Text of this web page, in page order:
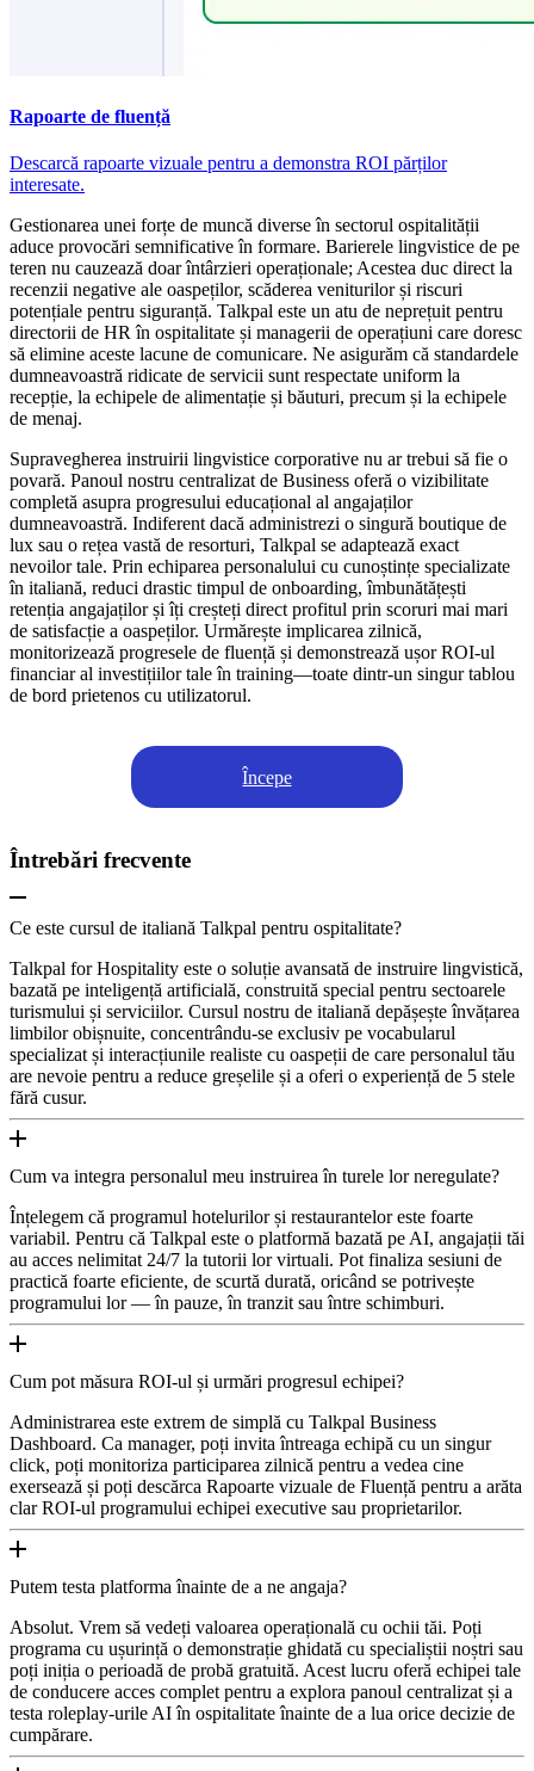
Rapoarte de fluență
Descarcă rapoarte vizuale pentru a demonstra ROI părților
interesate.
Gestionarea unei forțe de muncă diverse în sectorul ospitalității
aduce provocări semnificative în formare. Barierele lingvistice de pe
teren nu cauzează doar întârzieri operaționale; Acestea duc direct la
recenzii negative ale oaspeților, scăderea veniturilor și riscuri
potențiale pentru siguranță. Talkpal este un atu de neprețuit pentru
directorii de HR în ospitalitate și managerii de operațiuni care doresc
să elimine aceste lacune de comunicare. Ne asigurăm că standardele
dumneavoastră ridicate de servicii sunt respectate uniform la
recepție, la echipele de alimentație și băuturi, precum și la echipele
de menaj.
Supravegherea instruirii lingvistice corporative nu ar trebui să fie o
povară. Panoul nostru centralizat de Business oferă o vizibilitate
completă asupra progresului educațional al angajaților
dumneavoastră. Indiferent dacă administrezi o singură boutique de
lux sau o rețea vastă de resorturi, Talkpal se adaptează exact
nevoilor tale. Prin echiparea personalului cu cunoștințe specializate
în italiană, reduci drastic timpul de onboarding, îmbunătățești
retenția angajaților și îți creșteți direct profitul prin scoruri mai mari
de satisfacție a oaspeților. Urmărește implicarea zilnică,
monitorizează progresele de fluență și demonstrează ușor ROI-ul
financiar al investițiilor tale în training—toate dintr-un singur tablou
de bord prietenos cu utilizatorul.
Începe
Întrebări frecvente
Ce este cursul de italiană Talkpal pentru ospitalitate?
Talkpal for Hospitality este o soluție avansată de instruire lingvistică,
bazată pe inteligență artificială, construită special pentru sectoarele
turismului și serviciilor. Cursul nostru de italiană depășește învățarea
limbilor obișnuite, concentrându-se exclusiv pe vocabularul
specializat și interacțiunile realiste cu oaspeții de care personalul tău
are nevoie pentru a reduce greșelile și a oferi o experiență de 5 stele
fără cusur.
Cum va integra personalul meu instruirea în turele lor neregulate?
Înțelegem că programul hotelurilor și restaurantelor este foarte
variabil. Pentru că Talkpal este o platformă bazată pe AI, angajații tăi
au acces nelimitat 24/7 la tutorii lor virtuali. Pot finaliza sesiuni de
practică foarte eficiente, de scurtă durată, oricând se potrivește
programului lor — în pauze, în tranzit sau între schimburi.
Cum pot măsura ROI-ul și urmări progresul echipei?
Administrarea este extrem de simplă cu Talkpal Business
Dashboard. Ca manager, poți invita întreaga echipă cu un singur
click, poți monitoriza participarea zilnică pentru a vedea cine
exersează și poți descărca Rapoarte vizuale de Fluență pentru a arăta
clar ROI-ul programului echipei executive sau proprietarilor.
Putem testa platforma înainte de a ne angaja?
Absolut. Vrem să vedeți valoarea operațională cu ochii tăi. Poți
programa cu ușurință o demonstrație ghidată cu specialiștii noștri sau
poți iniția o perioadă de probă gratuită. Acest lucru oferă echipei tale
de conducere acces complet pentru a explora panoul centralizat și a
testa roleplay-urile AI în ospitalitate înainte de a lua orice decizie de
cumpărare.